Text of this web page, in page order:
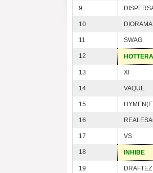
9
10 DIORAMA
11 SWAG
12
13 XI
14 VAQUE
15
16
17 VS
18 INHIBE
19 DRAFTEZ